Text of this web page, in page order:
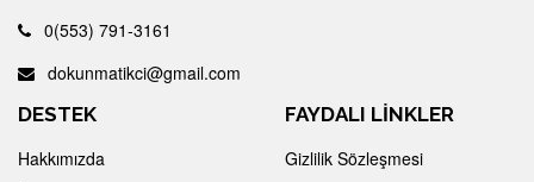
0(553) 791-3161
dokunmatikci@gmail.com
DESTEK
Hakkımızda
FAYDALI LİNKLER
Gizlilik Sözleşmesi